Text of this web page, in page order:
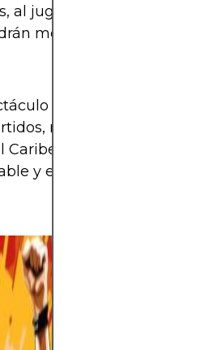
al jugar más encuentros
mejorar su nivel y su
deportivo, sino
mayor audiencia
Concacaf apunta
y entretenido para los